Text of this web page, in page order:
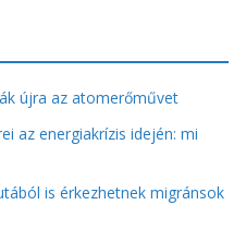
újra az atomerőművet
az energiakrízis idején: mi
is érkezhetnek migránsok